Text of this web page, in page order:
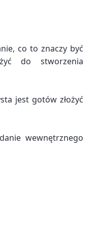
co to znaczy być
do stworzenia
jest gotów złożyć
wewnętrznego